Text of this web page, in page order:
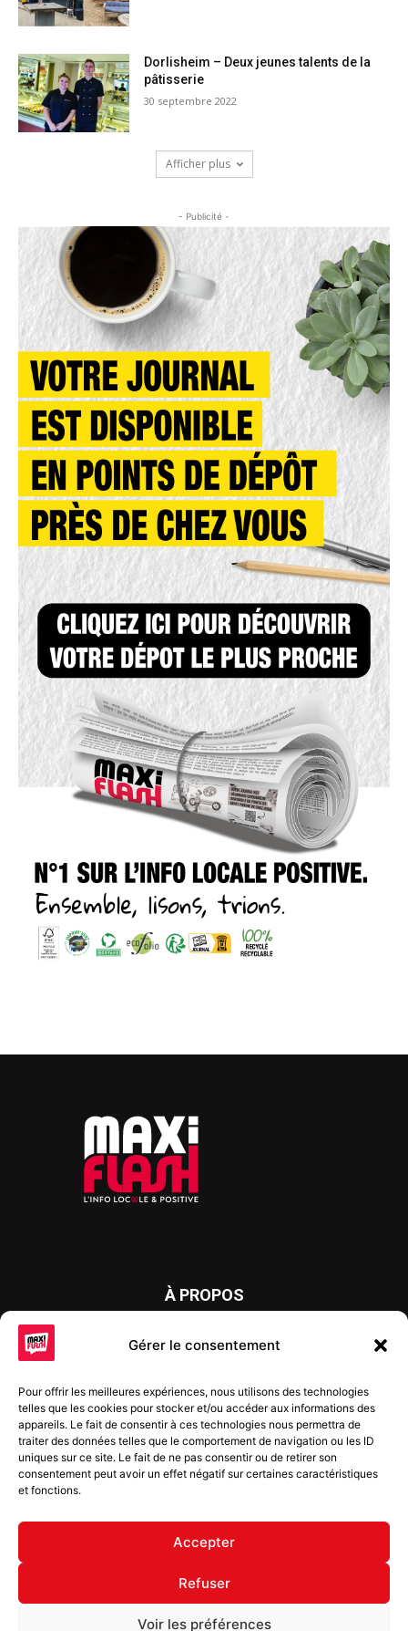
Gérer le consentement
Pour offrir les meilleures expériences, nous utilisons des technologies
telles que les cookies pour stocker et/ou accéder aux informations des
appareils. Le fait de consentir à ces technologies nous permettra de
traiter des données telles que le comportement de navigation ou les ID
uniques sur ce site. Le fait de ne pas consentir ou de retirer son
consentement peut avoir un effet négatif sur certaines caractéristiques
et fonctions.
Accepter
Refuser
Voir les préférences
Dorlisheim – Deux jeunes talents de la
pâtisserie
30 septembre 2022
Afficher plus
- Publicité -
À PROPOS
Maxi Flash est un journal d’informations locales distribué
chaque semaine sur trois éditions : en Alsace du Nord depuis
2022, et à Colmar, Vignoble et Plaine depuis 2023.
SUIVEZ-NOUS
© Copyright © 2022 Maxi Flash